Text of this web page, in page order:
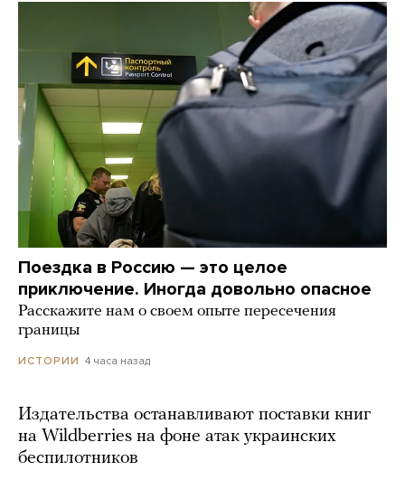
Поездка в Россию — это целое
приключение. Иногда довольно опасное
Расскажите нам о своем опыте пересечения
границы
ИСТОРИИ 4 часа назад
Издательства останавливают поставки книг
на Wildberries на фоне атак украинских
беспилотников